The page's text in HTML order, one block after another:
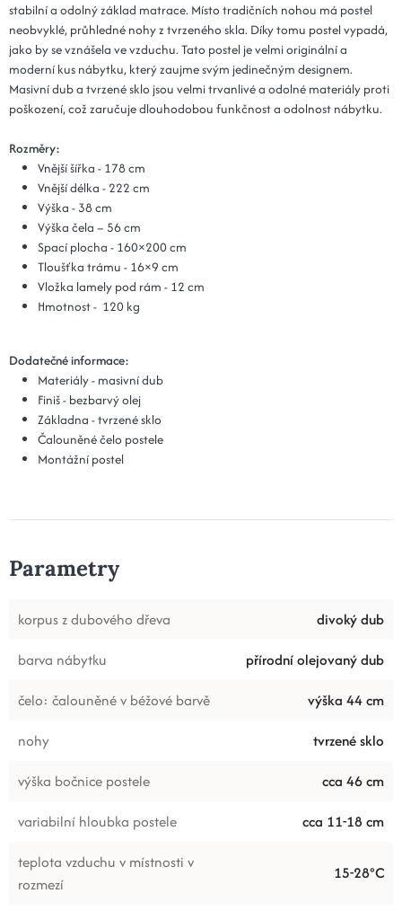
stabilní a odolný základ matrace. Místo tradičních nohou má postel
neobvyklé, průhledné nohy z tvrzeného skla. Díky tomu postel vypadá,
jako by se vznášela ve vzduchu. Tato postel je velmi originální a
moderní kus nábytku, který zaujme svým jedinečným designem.
Masivní dub a tvrzené sklo jsou velmi trvanlivé a odolné materiály proti
poškození, což zaručuje dlouhodobou funkčnost a odolnost nábytku.
Rozměry:
Vnější šířka - 178 cm
Vnější délka - 222 cm
Výška - 38 cm
Výška čela – 56 cm
Spací plocha - 160×200 cm
Tloušťka trámu - 16×9 cm
Vložka lamely pod rám - 12 cm
Hmotnost - 120 kg
Dodatečné informace:
Materiály - masivní dub
Finiš - bezbarvý olej
Základna - tvrzené sklo
Čalouněné čelo postele
Montážní postel
Parametry
korpus z dubového dřeva
divoký dub
barva nábytku
přírodní olejovaný dub
čelo: čalouněné v béžové barvě
výška 44 cm
nohy
tvrzené sklo
výška bočnice postele
cca 46 cm
variabilní hloubka postele
cca 11-18 cm
teplota vzduchu v místnosti v
rozmezí
15-28°C